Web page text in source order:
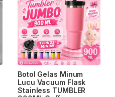
Botol Gelas Minum
Lucu Vacuum Flask
Stainless TUMBLER